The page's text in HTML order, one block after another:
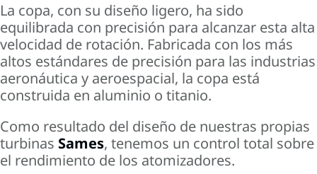
La copa, con su diseño ligero, ha sido
equilibrada con precisión para alcanzar esta alta
velocidad de rotación. Fabricada con los más
altos estándares de precisión para las industrias
aeronáutica y aeroespacial, la copa está
construida en aluminio o titanio.
Como resultado del diseño de nuestras propias
turbinas Sames, tenemos un control total sobre
el rendimiento de los atomizadores.